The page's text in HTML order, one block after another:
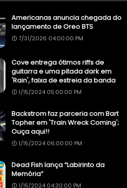
Americanas anuncia chegada do
lançamento de Oreo BTS
7/31/2026 04:00:00 PM
Cove entrega ótimos riffs de
guitarra e uma pitada dark em
'Rain', faixa de estreia da banda
1/15/2024 05:00:00 PM
Backstrom faz parceria com Bart
Topher em 'Train Wreck Coming';
Ouça aqui!!
1/15/2024 06:00:00 PM
Dead Fish lança “Labirinto da
Memória”
1/15/2024 04:30:00 PM